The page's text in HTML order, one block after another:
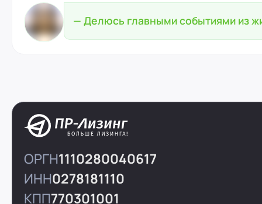
— Делюсь главными событиями из
ОРГН1110280040617
ИНН0278181110
КПП770301001